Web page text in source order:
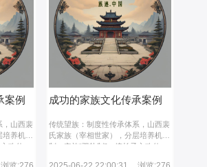
、学术
通过宗
千年延
动与家
以孝道为根基，融合建筑艺术、学术
成就、迁徙历史与哲学思想，通过宗
祠、堂号、族谱等载体跨越千年延
续，至今仍活跃于地方文化活动与家
族仪式之中。
案例
，山西裴
培养机
攻仕
成功的家族文化传承案例
分享
传统望族：制度性传承体系，山西裴
氏家族（宰相世家）‌，分层培养机
制‌：实施“双轨制”，嫡长子主攻仕